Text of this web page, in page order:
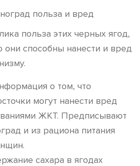
польза этих черных ягод,
они способны нанести и вред
о том, что
могут нанести вред
ЖКТ. Предписывают
и из рациона питания
сахара в ягодах